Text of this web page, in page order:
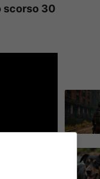
scorso 30